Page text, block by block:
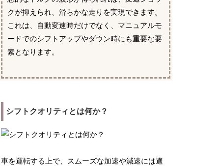
クが抑えられ、滑らかな走りを実現できます。
これは、自動変速時だけでなく、マニュアルモ
ードでのシフトアップやダウン時にも重要な要
素となります。
シフトクオリティとは何か？
車を運転する上で、スムーズな加速や減速には適